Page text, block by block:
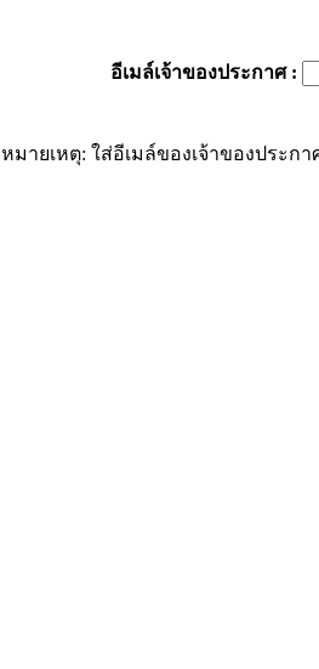
อีเมล์เจ้าของประกาศ:
หมายเหตุ: ใส่อีเมล์ของเจ้าของประก